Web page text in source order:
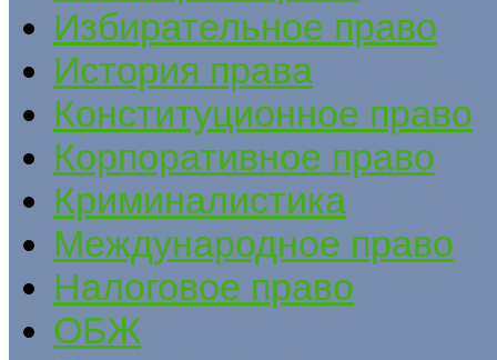
Избирательное право
История права
Конституционное право
Корпоративное право
Криминалистика
Международное право
Налоговое право
ОБЖ